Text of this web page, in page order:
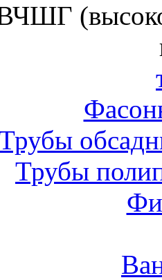
Трубы